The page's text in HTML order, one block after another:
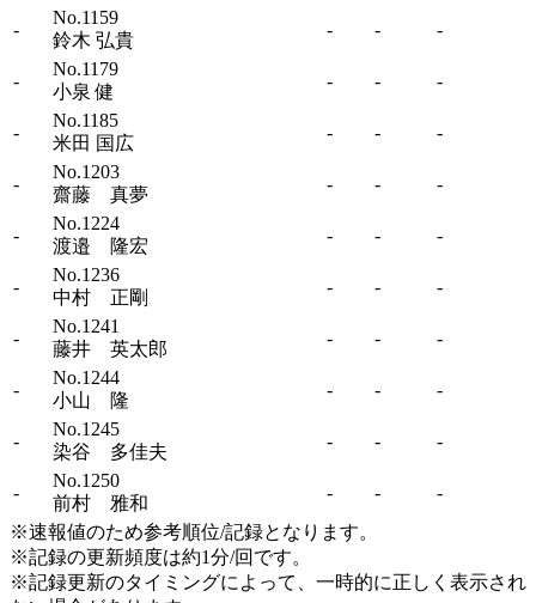
-
No.1159
鈴木 弘貴
- - -
-
No.1179
小泉 健
- - -
-
No.1185
米田 国広
- - -
-
No.1203
齋藤 真夢
- - -
-
No.1224
渡邉 隆宏
- - -
-
No.1236
中村 正剛
- - -
-
No.1241
藤井 英太郎
- - -
-
No.1244
小山 隆
- - -
-
No.1245
染谷 多佳夫
- - -
-
No.1250
前村 雅和
- -
-
※速報値のため参考順位/記録となります。
※記録の更新頻度は約1分/回です。
※記録更新のタイミングによって、一時的に正しく表示され